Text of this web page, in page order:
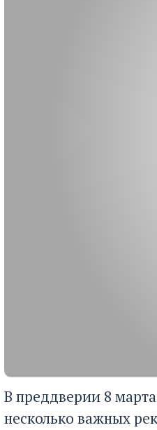
В преддверии 8
несколько важных